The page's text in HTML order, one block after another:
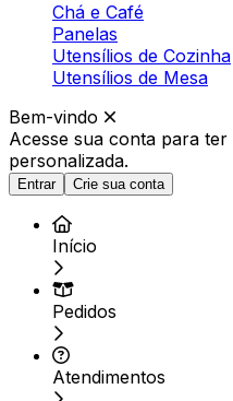
Chá e Café
Panelas
Utensílios de Cozinha
Utensílios de Mesa
Bem-vindo
Acesse sua conta para ter
personalizada.
Entrar Crie sua conta
Início
Pedidos
Atendimentos